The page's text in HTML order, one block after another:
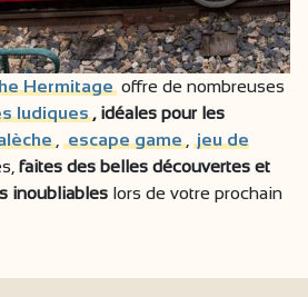
Hermitage offre de nombreuses
ludiques , idéales pour les
,escape game, jeu de
faites des belles découvertes et
inoubliables lors de votre prochain